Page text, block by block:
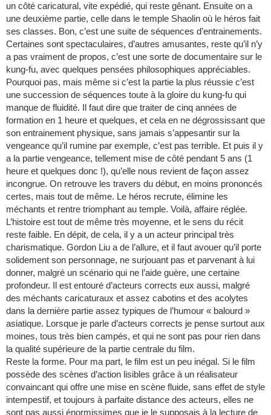
un côté caricatural, vite expédié, qui reste gênant. Ensuite on a
une deuxième partie, celle dans le temple Shaolin où le héros fait
ses classes. Bon, c’est une suite de séquences d’entrainements.
Certaines sont spectaculaires, d’autres amusantes, reste qu’il n’y
a pas vraiment de propos, c’est une sorte de documentaire sur le
kung-fu, avec quelques pensées philosophiques appréciables.
Pourquoi pas, mais même si c’est la partie la plus réussie c’est
une succession de séquences toute à la gloire du kung-fu qui
manque de fluidité. Il faut dire que traiter de cinq années de
formation en 1 heure et quelques, et cela en ne dégrossissant que
son entrainement physique, sans jamais s’appesantir sur la
vengeance qu’il rumine par exemple, c’est pas terrible. Et puis il y
a la partie vengeance, tellement mise de côté pendant 5 ans (1
heure et quelques donc !), qu’elle nous revient de façon assez
incongrue. On retrouve les travers du début, en moins prononcés
certes, mais tout de même. Le héros recrute, élimine les
méchants et rentre triomphant au temple. Voilà, affaire réglée.
L’histoire est tout de même très moyenne, et le sens du récit
reste faible. En dépit, de cela, il y a un acteur principal très
charismatique. Gordon Liu a de l’allure, et il faut avouer qu’il porte
solidement son personnage, ne surjouant pas et parvenant à lui
donner, malgré un scénario qui ne l’aide guère, une certaine
profondeur. Il est entouré d’acteurs corrects eux aussi, malgré
des méchants caricaturaux et assez cabotins et des acolytes
dans la dernière partie assez typiques de l’humour « balourd »
asiatique. Lorsque je parle d’acteurs corrects je pense surtout aux
moines, tous très bien campés, et qui ne sont pas pour rien dans
la qualité supérieure de la partie centrale du film.
Reste la forme. Pour ma part, le film est un peu inégal. Si le film
possède des scènes d’action lisibles grâce à un réalisateur
convaincant qui offre une mise en scène fluide, sans effet de style
intempestif, et toujours à parfaite distance des acteurs, elles ne
sont pas aussi énormissimes que je le supposais à la lecture de